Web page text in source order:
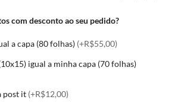
com desconto ao seu pedido?
a capa (80 folhas) (+R$55,00)
igual a minha capa (70 folhas)
post it (+R$12,00)